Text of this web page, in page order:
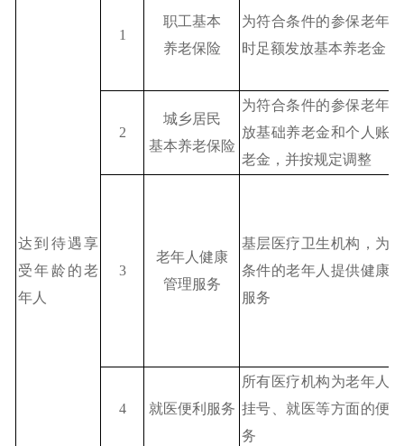
达到待遇享
受年龄的老
年人
1
职工基本
养老保险
为符合条件的参保老年
时足额发放基本养老金
2
城乡居民
基本养老保险
为符合条件的参保老年
放基础养老金和个人账
老金，并按规定调整
3
老年人健康
管理服务
基层医疗卫生机构，为
条件的老年人提供健康
服务
4 就医便利服务
所有医疗机构为老年人
挂号、就医等方面的便
务